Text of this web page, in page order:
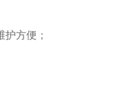
方便；